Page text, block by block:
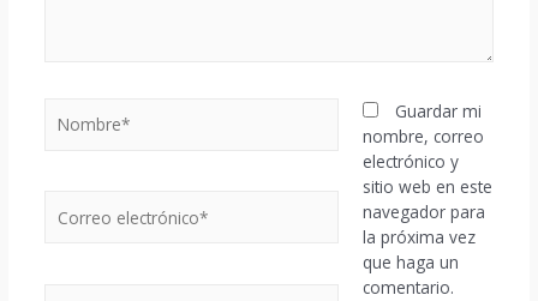
electrónico*
Guardar mi
nombre, correo
electrónico y
sitio web en este
navegador para
la próxima vez
que haga un
comentario.